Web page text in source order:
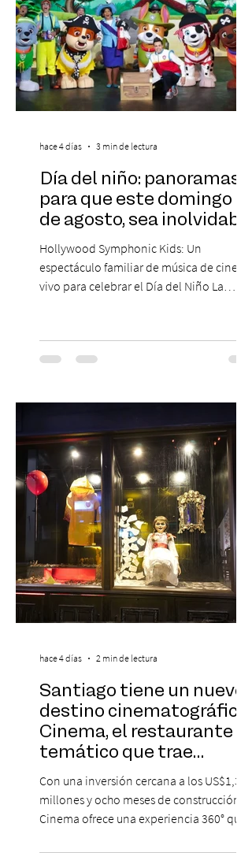
Día del niño: panoramas
para que este domingo 09
de agosto, sea inolvidable
Hollywood Symphonic Kids: Un
espectáculo familiar de música de cine en
vivo para celebrar el Día del Niño La
musical única e inolvidable con motivo del
Día del Niño. El espectáculo Hollywood
de todos los tiempos en un concierto en
sinfónica en pleno, coro y una
sorprendente puesta en escena pensada
especialmente pa
hace 4 días 3 min de lectura
Santiago tiene un nuevo
destino cinematográfico:
Cinema, el restaurante
temático que trae
Hollywood a Chile
Con una inversión cercana a los US$1,3
millones y ocho meses de construcción,
Cinema ofrece una experiencia 360° que
hace 4 días 2 min de lectura